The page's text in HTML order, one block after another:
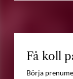
Få koll
Börja